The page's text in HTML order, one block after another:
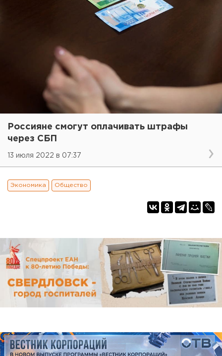
Россияне смогут оплачивать штрафы
через СБП
13 июля 2022 в 07:37
Экономика Общество